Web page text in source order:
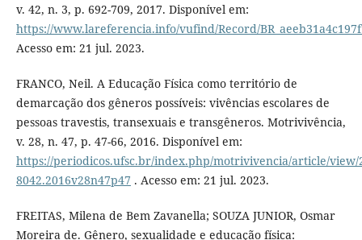
v. 42, n. 3, p. 692-709, 2017. Disponível em:
https://www.lareferencia.info/vufind/Record/
Acesso em: 21 jul. 2023.
FRANCO, Neil. A Educação Física como território de
demarcação dos gêneros possíveis: vivências escolares de
pessoas travestis, transexuais e transgêneros. Motrivivência,
v. 28, n. 47, p. 47-66, 2016. Disponível em:
https://periodicos.ufsc.br/index.php/motrivivencia/article/view/
8042.2016v28n47p47 . Acesso em: 21 jul. 2023.
FREITAS, Milena de Bem Zavanella; SOUZA JUNIOR, Osmar
Moreira de. Gênero, sexualidade e educação física: